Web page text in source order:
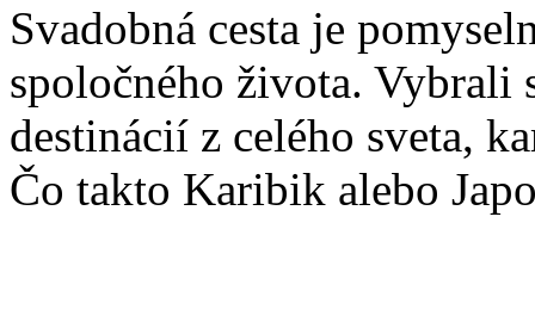
Svadobná cesta je
spoločného života. Vybrali
destinácií z celého sveta,
Čo takto Karibik alebo